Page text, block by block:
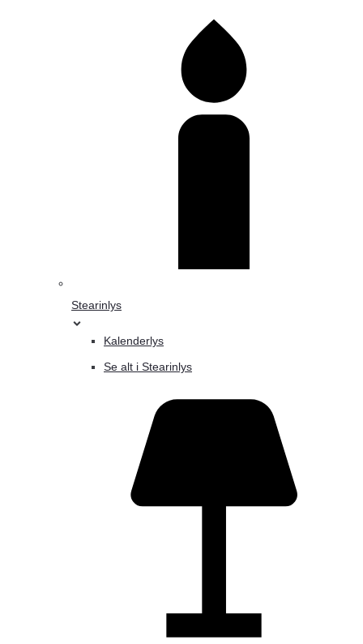
Stearinlys
Kalenderlys
Se alt i Stearinlys